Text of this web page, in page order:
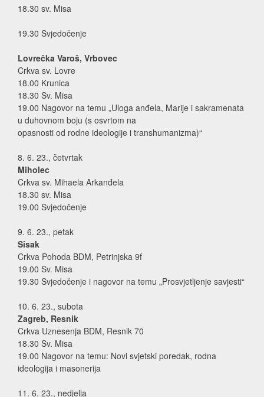
18.30 sv. Misa
19.30 Svjedočenje
Lovrečka Varoš, Vrbovec
Crkva sv. Lovre
18.00 Krunica
18.30 Sv. Misa
19.00 Nagovor na temu „Uloga anđela, Marije i sakramenata
u duhovnom boju (s osvrtom na
opasnosti od rodne ideologije i transhumanizma)“
8. 6. 23., četvrtak
Miholec
Crkva sv. Mihaela Arkanđela
18.30 sv. Misa
19.00 Svjedočenje
9. 6. 23., petak
Sisak
Crkva Pohoda BDM, Petrinjska 9f
19.00 Sv. Misa
19.30 Svjedočenje i nagovor na temu „Prosvjetljenje savjesti“
10. 6. 23., subota
Zagreb, Resnik
Crkva Uznesenja BDM, Resnik 70
18.30 Sv. Misa
19.00 Nagovor na temu: Novi svjetski poredak, rodna
ideologija i masonerija
11. 6. 23., nedjelja